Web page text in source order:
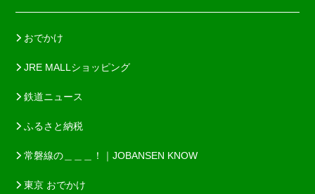
おでかけ
JRE MALLショッピング
鉄道ニュース
ふるさと納税
常磐線の＿＿＿！｜JOBANSEN KNOW
東京 おでかけ